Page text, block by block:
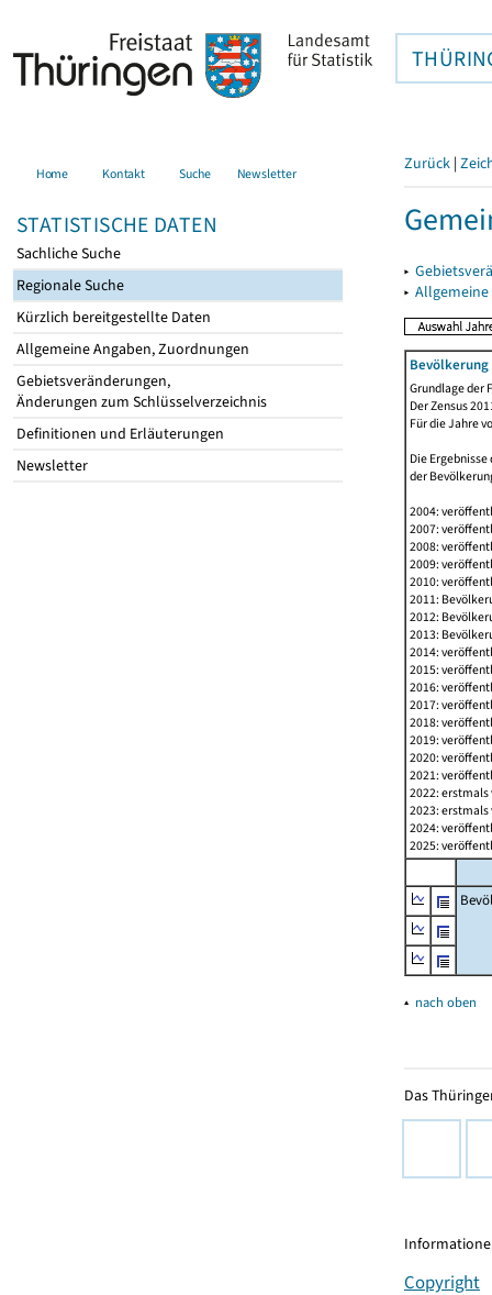
Home Kontakt Suche Newsletter
STATISTISCHE DATEN
Sachliche Suche
Regionale Suche
Kürzlich bereitgestellte Daten
Allgemeine Angaben, Zuordnungen
Gebietsveränderungen,
Änderungen zum Schlüsselverzeichnis
Definitionen und Erläuterungen
Newsletter
Zurück |
▸
▸
Grundlage der
Der Zensus
Für die Jahre
Die
der
2004:
2007:
2008:
2009:
2010:
2011:
2012:
2013:
2014:
2015:
2016:
2017:
2018:
2019:
2020:
2021:
2022:
2023:
2024:
2025:
▴ nach oben
Das
Copyright